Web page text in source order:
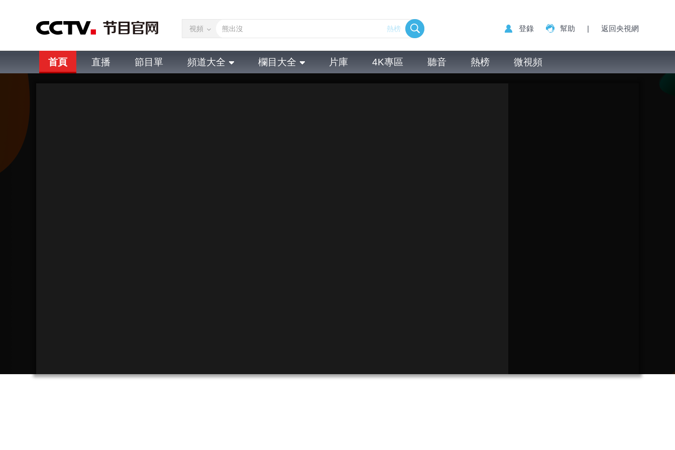
視頻 熱榜 登錄 幫助 | 返回央視網
首頁 直播 節目單 頻道大全 欄目大全 片庫 4K專區 聽音 熱榜 微視頻